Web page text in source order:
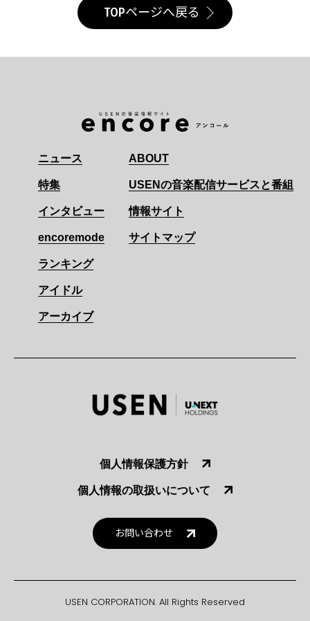
TOPページへ戻る
ニュース
特集
インタビュー
encoremode
ランキング
アイドル
アーカイブ
ABOUT
USENの音楽配信サービスと番組
情報サイト
サイトマップ
個人情報保護方針
個人情報の取扱いについて
お問い合わせ
USEN CORPORATION. All Rights Reserved